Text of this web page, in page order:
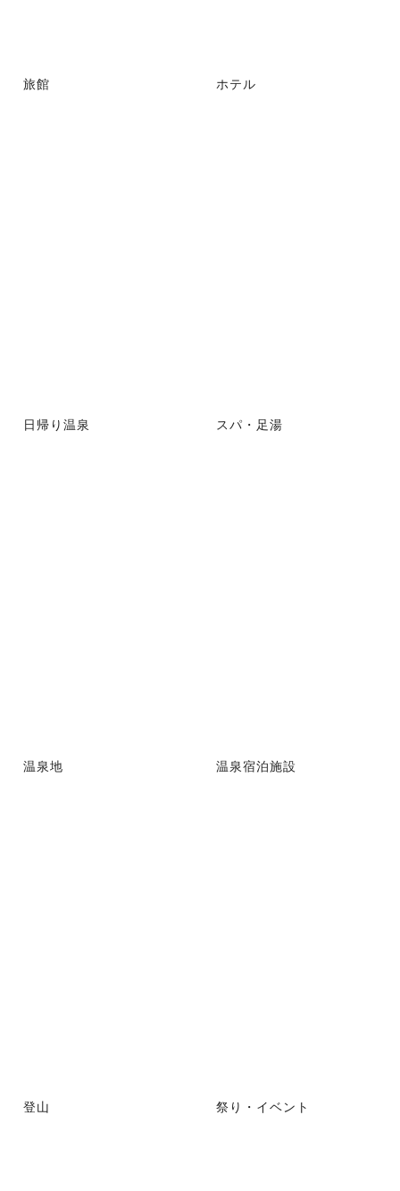
旅館 ホテル
日帰り温泉 スパ・足湯
温泉地 温泉宿泊施設
登山 祭り・イベント